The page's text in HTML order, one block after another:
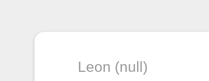
Leon (null)